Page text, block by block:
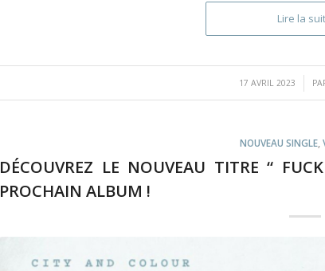
Lire la
17 AVRIL 2023
/
NOUVEAU SINGLE ,
DÉCOUVREZ LE NOUVEAU TITRE “
PROCHAIN ALBUM !